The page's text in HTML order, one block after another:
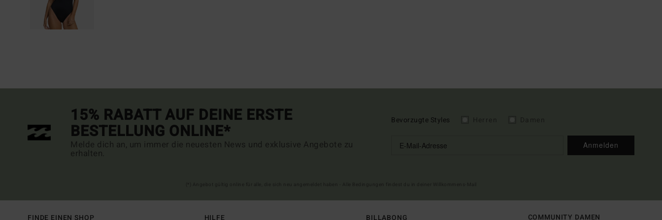
15% RABATT AUF DEINE ERSTE
BESTELLUNG ONLINE*
Melde dich an, um immer die neuesten News und exklusive Angebote zu
erhalten.
Bevorzugte Styles
Anmelden
FINDE EINEN SHOP HILFE BILLABONG COMMUNITY DAMEN